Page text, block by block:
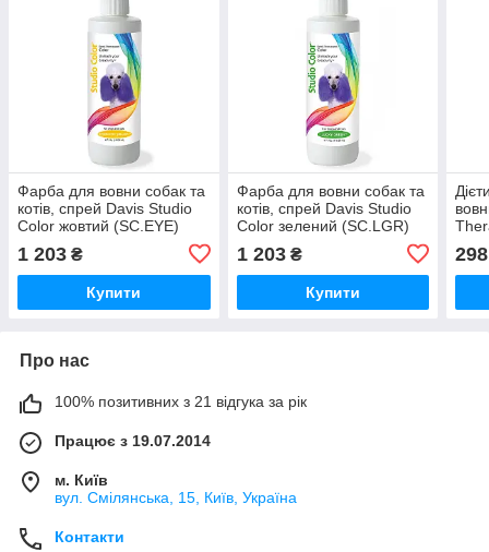
Фарба для вовни собак та
котів, спрей Davis Studio
Color жовтий (SC.EYE)
1 203 ₴
Купити
Фарба для вовни собак та
котів, спрей Davis Studio
Color зелений (SC.LGR)
1 203₴
Купити
298
Про нас
100% позитивних з 21 відгука за рік
Працює з 19.07.2014
м. Київ
вул. Смілянська, 15, Київ, Україна
Контакти